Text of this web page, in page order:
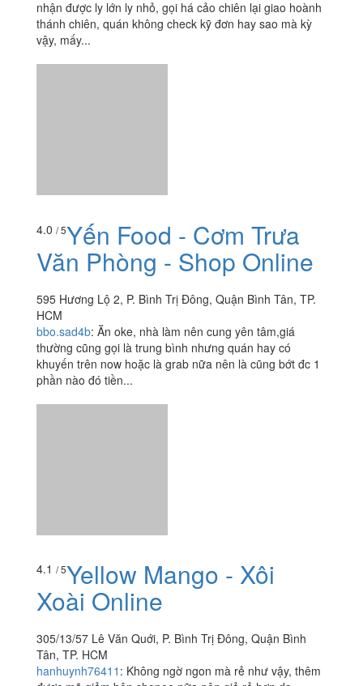
155 Đường Số 7, P. Bình Trị Đông B, Quận Bình Tân,
TP. HCM
4.0 / 5Yến Food - Cơm Trưa
Văn Phòng - Shop Online
595 Hương Lộ 2, P. Bình Trị Đông, Quận Bình Tân, TP.
HCM
4.1/ 5Yellow Mango - Xôi
Xoài Online